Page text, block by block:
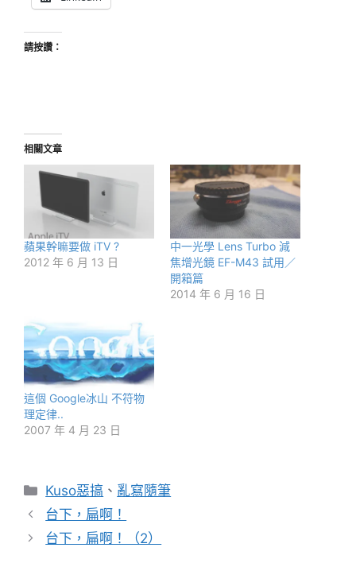
請按讚：
相關文章
蘋果幹嘛要做 iTV ?
2012 年 6 月 13 日
中一光學 Lens Turbo 減
焦增光鏡 EF-M43 試用／
開箱篇
2014 年 6 月 16 日
這個 Google冰山 不符物
理定律..
2007 年 4 月 23 日
分
類
Kuso惡搞 、 亂寫隨筆
台下，扁啊！
台下，扁啊！（2）